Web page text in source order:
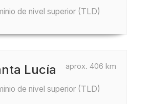
de nivel superior (TLD)
aprox. 406 km
Lucía
de nivel superior (TLD)